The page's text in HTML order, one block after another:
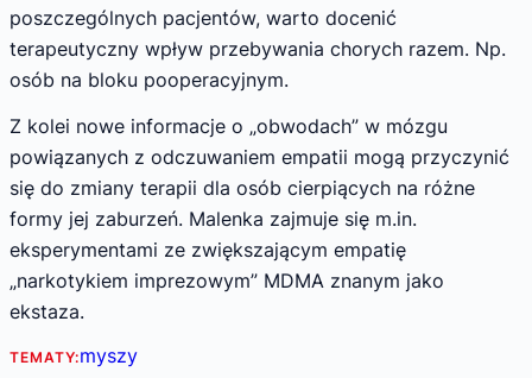
poszczególnych pacjentów, warto docenić
terapeutyczny wpływ przebywania chorych razem. Np.
osób na bloku pooperacyjnym.
Z kolei nowe informacje o „obwodach” w mózgu
powiązanych z odczuwaniem empatii mogą przyczynić
się do zmiany terapii dla osób cierpiących na różne
formy jej zaburzeń. Malenka zajmuje się m.in.
eksperymentami ze zwiększającym empatię
„narkotykiem imprezowym” MDMA znanym jako
ekstaza.
TEMATY:myszy